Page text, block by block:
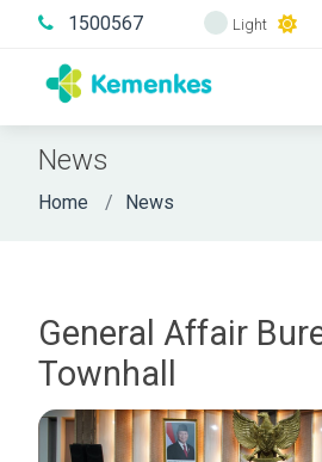
1500567 Light
News
Home News
General Affair
Townhall